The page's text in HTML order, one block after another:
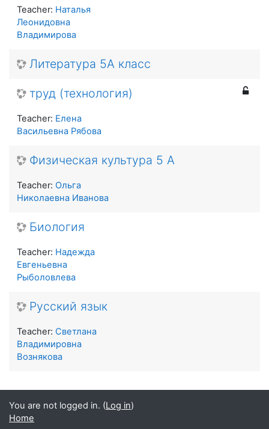
Teacher: Наталья
Леонидовна
Владимирова
Литература 5А класс
труд (технология)
Teacher: Елена
Васильевна Рябова
Физическая культура 5 А
Teacher: Ольга
Николаевна Иванова
Биология
Teacher: Надежда
Евгеньевна
Рыболовлева
Русский язык
Teacher: Светлана
Владимировна
Вознякова
You are not logged in. (Log in)
Home